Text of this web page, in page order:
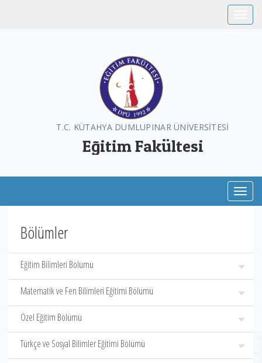
T.C. KÜTAHYA DUMLUPINAR ÜNİVERSİTESİ
Eğitim Fakültesi
Bölümler
Eğitim Bilimleri Bölümü
Matematik ve Fen Bilimleri Eğitimi Bölümü
Özel Eğitim Bölümü
Türkçe ve Sosyal Bilimler Eğitimi Bölümü